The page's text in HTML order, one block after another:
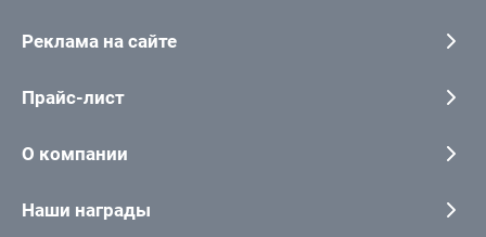
Реклама на сайте
Прайс-лист
О компании
Наши награды